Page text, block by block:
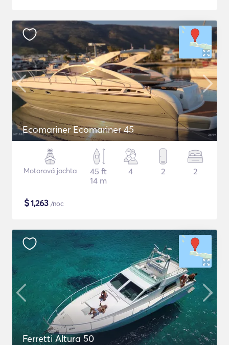
Ecomariner Ecomariner 45
Motorová jachta
45 ft
14 m
4 2 2
$1,263 /noc
Ferretti Altura 50